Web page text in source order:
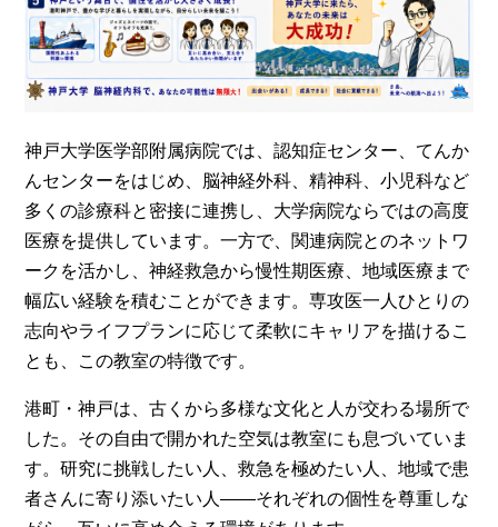
神戸大学医学部附属病院では、認知症センター、てんか
んセンターをはじめ、脳神経外科、精神科、小児科など
多くの診療科と密接に連携し、大学病院ならではの高度
医療を提供しています。一方で、関連病院とのネットワ
ークを活かし、神経救急から慢性期医療、地域医療まで
幅広い経験を積むことができます。専攻医一人ひとりの
志向やライフプランに応じて柔軟にキャリアを描けるこ
とも、この教室の特徴です。
港町・神戸は、古くから多様な文化と人が交わる場所で
した。その自由で開かれた空気は教室にも息づいていま
す。研究に挑戦したい人、救急を極めたい人、地域で患
者さんに寄り添いたい人——それぞれの個性を尊重しな